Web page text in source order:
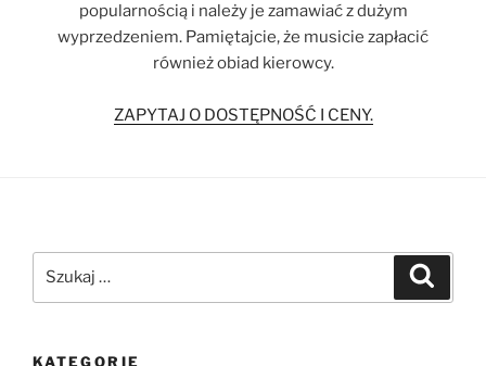
popularnością i należy je zamawiać z dużym
wyprzedzeniem. Pamiętajcie, że musicie zapłacić
również obiad kierowcy.
ZAPYTAJ O DOSTĘPNOŚĆ I CENY.
KATEGORIE